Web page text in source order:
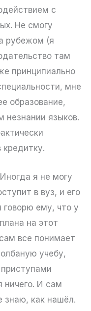
с
Не смогу
рубежом (я
там
принципиально
мне
образование,
незнании языков.
кредитку.
я не могу
в вуз, и его
ему, что у
на этот
все понимает
учебу,
ничего. И сам
знаю, как нашёл.